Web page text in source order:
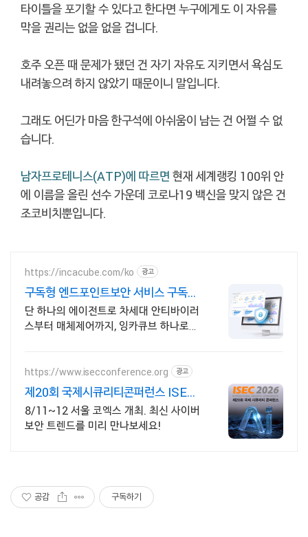
타이틀을 포기할 수 있다고 한다면 누구에게도 이 자유를
막을 권리는 없을 없을 겁니다.
호주 오픈 때 문제가 됐던 건 자기 자유도 지키면서 욕심도
내려놓으려 하지 않았기 때문이니 말입니다.
그래도 어딘가 마음 한구석에 아쉬움이 남는 건 어쩔 수 없
습니다.
남자프로테니스(ATP)에 따르면 현재 세계랭킹 100위 안
에 이름을 올린 선수 가운데 코로나19 백신을 맞지 않은 건
조코비치뿐입니다.
https://incacube.com/ko 광고
구독형 엔드포인트보안 서비스 구독형
기업보안 솔루션
단 하나의 에이전트로 차세대 안티바이러
스부터 매체제어까지, 잉카큐브 하나로
https://www.isecconference.org 광고
제20회 국제시큐리티콘퍼런스 ISEC
2026
8/11~12 서울 코엑스 개최. 최신 사이버
보안 트렌드를 미리 만나보세요!
공감 구독하기